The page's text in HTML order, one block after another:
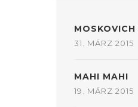
MOSKOVICH
31. MÄRZ 2015
MAHI MAHI
19. MÄRZ 2015